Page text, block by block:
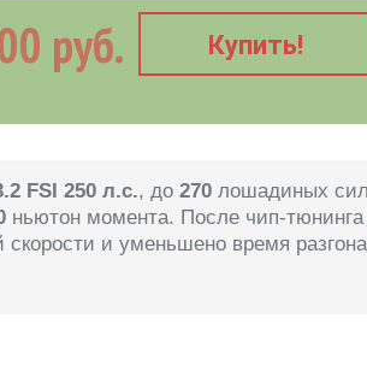
руб. Купить!
FSI 250 л.с., до 270 лошадиных
ньютон момента. После чип-тюнинга
и уменьшено время